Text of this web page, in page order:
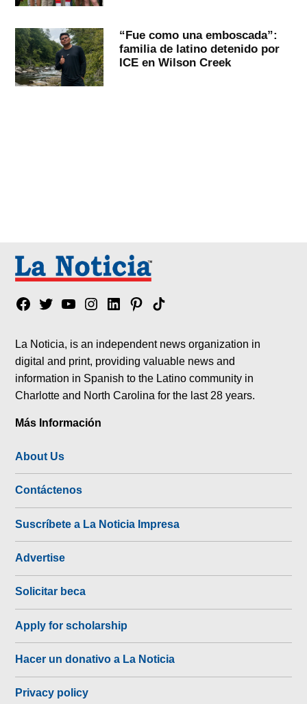
“Fue como una emboscada”:
familia de latino detenido por
ICE en Wilson Creek
Facebook
TwitterYouTubeInstagram
LinkedinPinterest
Tik
La Noticia, is an independent news organization in
digital and print, providing valuable news and
information in Spanish to the Latino community in
Charlotte and North Carolina for the last 28 years.
Más Información
About Us
Contáctenos
Suscríbete a La Noticia Impresa
Advertise
Solicitar beca
Apply for scholarship
Hacer un donativo a La Noticia
Privacy policy